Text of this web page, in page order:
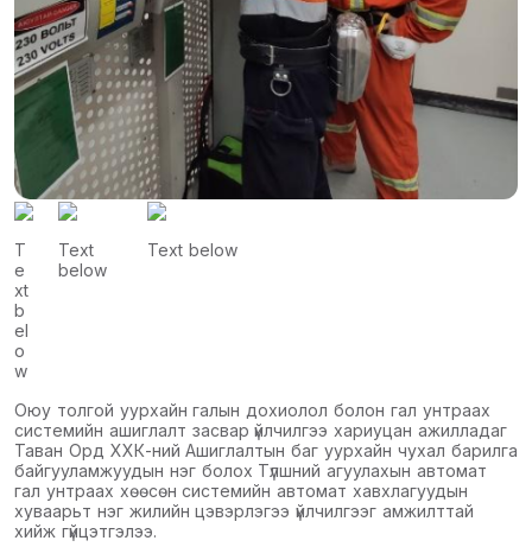
T
e
xt
b
el
o
w
Text
below
Text below
Оюу толгой уурхайн галын дохиолол болон гал унтраах
системийн ашиглалт засвар үйлчилгээ хариуцан ажилладаг
Таван Орд ХХК-ний Ашиглалтын баг уурхайн чухал барилга
байгууламжуудын нэг болох Түлшний агуулахын автомат
гал унтраах хөөсөн системийн автомат хавхлагуудын
хуваарьт нэг жилийн цэвэрлэгээ үйлчилгээг амжилттай
хийж гүйцэтгэлээ.